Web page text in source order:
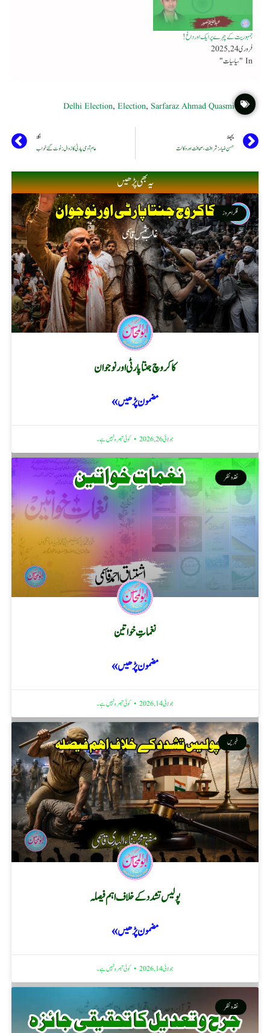
جمہوریت کے چہرے پر ایک اور داغ!
فروری 24, 2025
In "سیاسیات"
Delhi Election,Election, Sarfaraz Ahmad Quasmi
پچھلا
حسن ضیاء : شرافت،صحافت اور وکالت
اگلا
عام آدمی پارٹی کا زوال : ٹوٹ گئے خواب
یہ بھی پڑھیں
فکر امروز
کاکروچ جنتا پارٹی اور نوجوان
مضمون پڑھیں »
جولائی 26, 2026 کوئی تبصرہ نہیں ہے۔
نقد ونظر
نغماتِ خواتین
مضمون پڑھیں »
جولائی 14, 2026 کوئی تبصرہ نہیں ہے۔
خبریں
پولیس تشدد کے خلاف اہم فیصلہ
مضمون پڑھیں »
جولائی 14, 2026 کوئی تبصرہ نہیں ہے۔
نقد ونظر